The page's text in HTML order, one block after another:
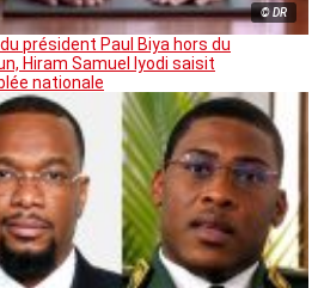
© DR
président Paul Biya hors du
Hiram Samuel Iyodi saisit
nationale